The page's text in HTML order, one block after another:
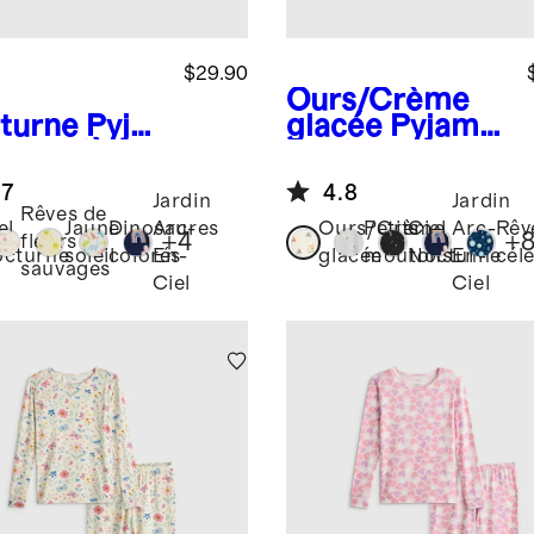
Pyja
$29.90
Rêves de
fleurs
sauvages
Jaune
soleil
Dinosaures
colorés
Jardin
Arc-
En-
Ciel
+4
Ours/Crème
glacée Pyjama
bambou
4.8
Ours/Crème
glacée
Petits
moutons
Ciel
Nocturne
Jardin
Arc-
En-
Ciel
+